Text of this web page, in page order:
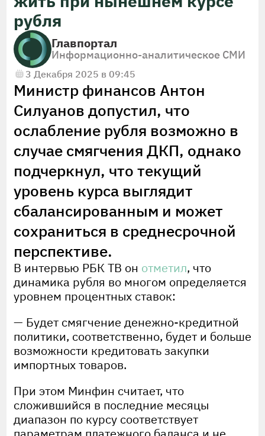
рубля
Главпортал
Информационно-аналитическое СМИ
3 Декабря 2025 в 09:45
Министр финансов Антон
Силуанов допустил, что
ослабление рубля возможно в
случае смягчения ДКП, однако
подчеркнул, что текущий
уровень курса выглядит
сбалансированным и может
сохраниться в среднесрочной
перспективе.
В интервью РБК ТВ он отметил, что
динамика рубля во многом определяется
уровнем процентных ставок:
— Будет смягчение денежно-кредитной
политики, соответственно, будет и больше
возможности кредитовать закупки
импортных товаров.
При этом Минфин считает, что
сложившийся в последние месяцы
диапазон по курсу соответствует